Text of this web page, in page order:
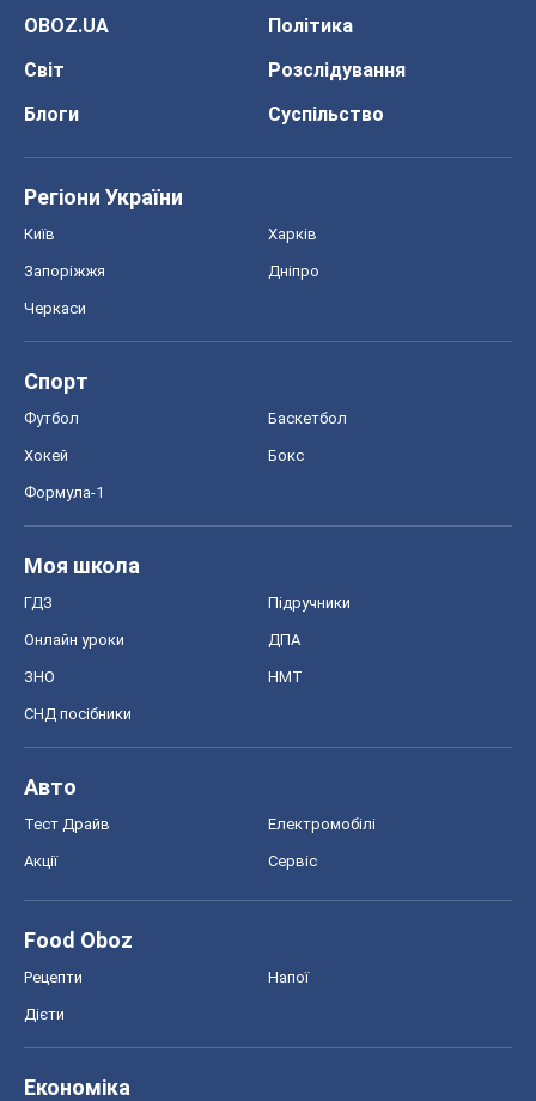
OBOZ.UA
Політика
Світ
Розслідування
Блоги
Суспільство
Регіони України
Київ Харків
Запоріжжя Дніпро
Черкаси
Спорт
Футбол Баскетбол
Хокей Бокс
Формула-1
Моя школа
ГДЗ Підручники
Онлайн уроки ДПА
ЗНО НМТ
СНД посібники
Авто
Тест Драйв Електромобілі
Акції Сервіс
Food Oboz
Рецепти Напої
Дієти
Економіка